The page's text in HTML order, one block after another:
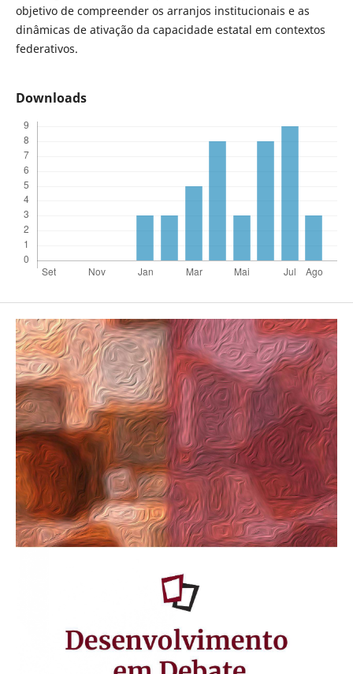
objetivo de compreender os arranjos institucionais e as
dinâmicas de ativação da capacidade estatal em contextos
federativos.
Downloads